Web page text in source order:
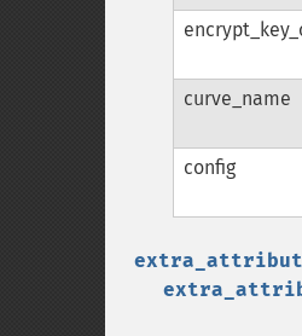
curve_name
config